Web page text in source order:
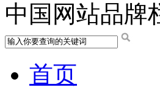
中国网站品牌
首页